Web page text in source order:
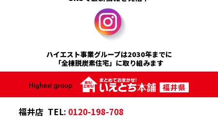
ハイエスト事業グループは2030年までに
「全棟脱炭素住宅」に取り組みます
福井店 TEL: 0120-198-708